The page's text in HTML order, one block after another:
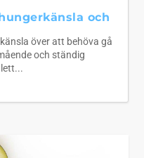
och
över att behöva gå
och ständig